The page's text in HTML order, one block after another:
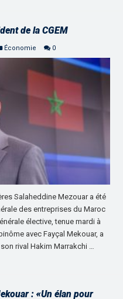
de la CGEM
Économie 0
Salaheddine Mezouar a été
des entreprises du Maroc
élective, tenue mardi à
avec Fayçal Mekouar, a
rival Hakim Marrakchi …
: «Un élan pour